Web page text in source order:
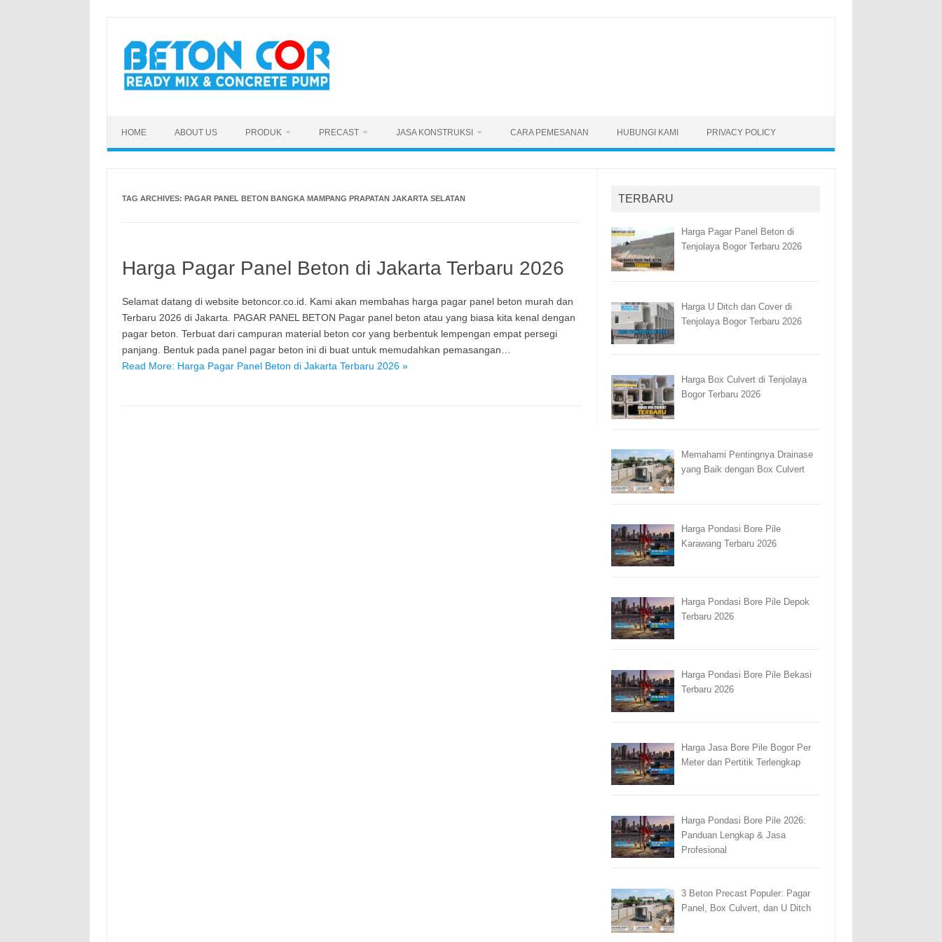
content
HOME ABOUT US PRODUK PRECAST JASA KONSTRUKSI CARA PEMESANAN HUBUNGI KAMI PRIVACY POLICY
TAG ARCHIVES: PAGAR PANEL BETON BANGKA MAMPANG PRAPATAN JAKARTA SELATAN
Harga Pagar Panel Beton di Jakarta Terbaru 2026
Selamat datang di website betoncor.co.id. Kami akan membahas harga pagar panel beton murah dan
Terbaru 2026 di Jakarta. PAGAR PANEL BETON Pagar panel beton atau yang biasa kita kenal dengan
pagar beton. Terbuat dari campuran material beton cor yang berbentuk lempengan empat persegi
panjang. Bentuk pada panel pagar beton ini di buat untuk memudahkan pemasangan…
Read More: Harga Pagar Panel Beton di Jakarta Terbaru 2026 »
TERBARU
Harga Pagar Panel Beton di
Tenjolaya Bogor Terbaru 2026
Harga U Ditch dan Cover di
Tenjolaya Bogor Terbaru 2026
Harga Box Culvert di Tenjolaya
Bogor Terbaru 2026
Memahami Pentingnya Drainase
yang Baik dengan Box Culvert
Harga Pondasi Bore Pile
Karawang Terbaru 2026
Harga Pondasi Bore Pile Depok
Terbaru 2026
Harga Pondasi Bore Pile Bekasi
Terbaru 2026
Harga Jasa Bore Pile Bogor Per
Meter dan Pertitik Terlengkap
Harga Pondasi Bore Pile 2026:
Panduan Lengkap & Jasa
Profesional
3 Beton Precast Populer: Pagar
Panel, Box Culvert, dan U Ditch